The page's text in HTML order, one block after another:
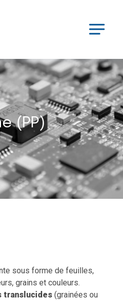
(PP)
sous forme de feuilles,
grains et couleurs.
translucides (grainées ou